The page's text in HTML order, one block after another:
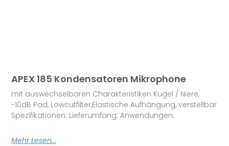
APEX 185 Kondensatoren Mikrophone
mit auswechselbaren Charakteristiken Kugel / Niere,
-10dB Pad, Lowcutfilter,Elastische Aufhängung, verstellbar
Spezifikationen: Lieferumfang: Anwendungen:
Mehr Lesen...